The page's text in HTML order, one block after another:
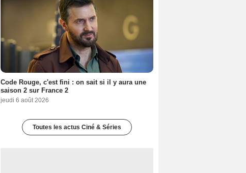
Code Rouge, c'est fini : on sait si il y aura une
saison 2 sur France 2
jeudi 6 août 2026
Toutes les actus Ciné & Séries